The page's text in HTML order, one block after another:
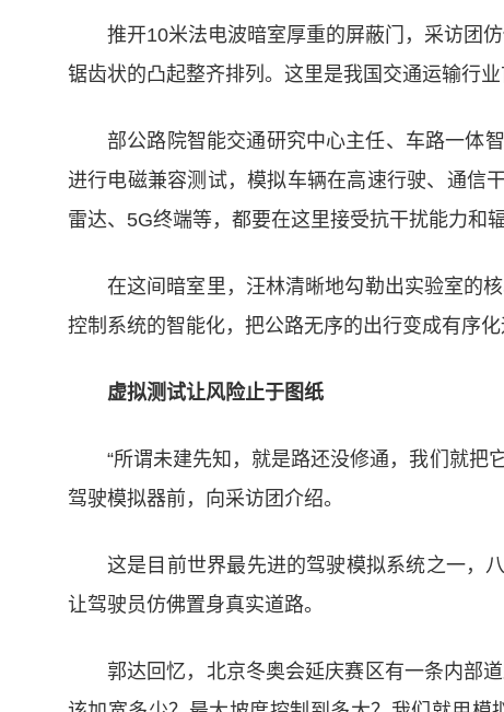
推开10米法电波暗室厚重的屏蔽门，采访团
锯齿状的凸起整齐排列。这里是我国交通运输行
部公路院智能交通研究中心主任、车路一体
进行电磁兼容测试，模拟车辆在高速行驶、通信
雷达、5G终端等，都要在这里接受抗干扰能力和
在这间暗室里，汪林清晰地勾勒出实验室的
控制系统的智能化，把公路无序的出行变成有序
虚拟测试让风险止于图纸
“所谓未建先知，就是路还没修通，我们就把
驾驶模拟器前，向采访团介绍。
这是目前世界最先进的驾驶模拟系统之一，
让驾驶员仿佛置身真实道路。
郭达回忆，北京冬奥会延庆赛区有一条内部